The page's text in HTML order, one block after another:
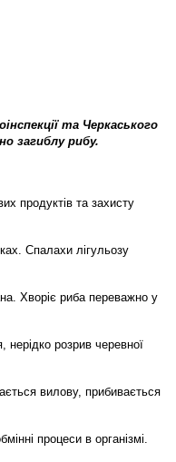
та Черкаського
загиблу рибу.
продуктів та захисту
Спалахи лігульозу
Хворіє риба переважно у
нерідко розрив черевної
вилову, прибивається
процеси в організмі.